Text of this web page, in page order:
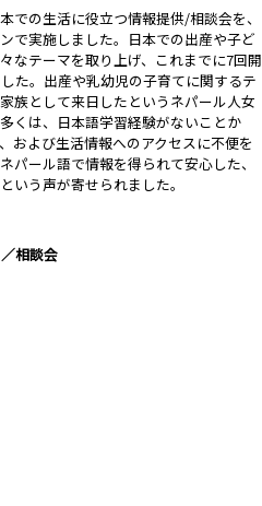
での生活に役立つ情報提供/相談会を、
で実施しました。日本での出産や子ど
なテーマを取り上げ、これまでに7回開
た。出産や乳幼児の子育てに関するテ
族として来日したというネパール人女
くは、日本語学習経験がないことか
および生活情報へのアクセスに不便を
パール語で情報を得られて安心した、
いう声が寄せられました。
相談会